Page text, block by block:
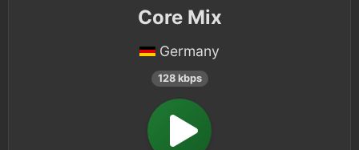
Core Mix
Germany
128 kbps